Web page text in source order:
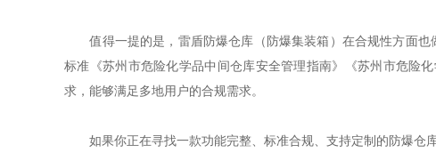
值得一提的是，雷盾防爆仓库（防爆集装箱）在合规性方面也
标准《苏州市危险化学品中间仓库安全管理指南》《苏州市危险
求，能够满足多地用户的合规需求。
如果你正在寻找一款功能完整、标准合规、支持定制的防爆仓